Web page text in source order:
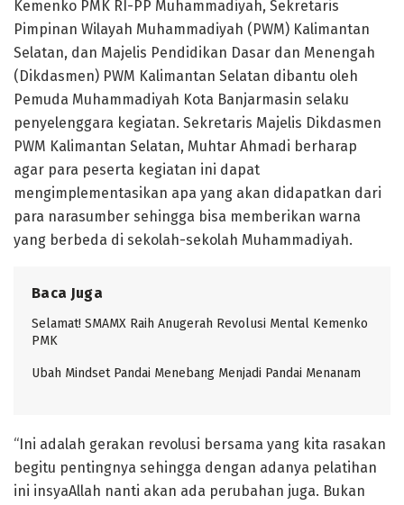
Kemenko PMK RI-PP Muhammadiyah, Sekretaris
Pimpinan Wilayah Muhammadiyah (PWM) Kalimantan
Selatan, dan Majelis Pendidikan Dasar dan Menengah
(Dikdasmen) PWM Kalimantan Selatan dibantu oleh
Pemuda Muhammadiyah Kota Banjarmasin selaku
penyelenggara kegiatan. Sekretaris Majelis Dikdasmen
PWM Kalimantan Selatan, Muhtar Ahmadi berharap
agar para peserta kegiatan ini dapat
mengimplementasikan apa yang akan didapatkan dari
para narasumber sehingga bisa memberikan warna
yang berbeda di sekolah-sekolah Muhammadiyah.
Baca Juga
Selamat! SMAMX Raih Anugerah Revolusi Mental Kemenko
PMK
Ubah Mindset Pandai Menebang Menjadi Pandai Menanam
“Ini adalah gerakan revolusi bersama yang kita rasakan
begitu pentingnya sehingga dengan adanya pelatihan
ini insyaAllah nanti akan ada perubahan juga. Bukan